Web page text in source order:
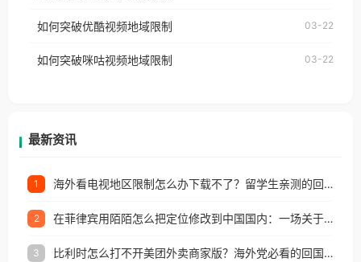
权限制所困扰。
制问题，且仅能在中国大陆地区播放。 遇到这个问题
户收听网易云音乐地区版权限制」的问题，无论人在
如何突破优酷视频地域限制 03-22
如何突破咪咕视频地域限制 03-22
最新资讯
1 海外看电视地区限制怎么办下载不了？留学生亲测的回国加速方案（附2026世界杯观赛技巧）
2 在菲律宾用陌陌怎么把定位修改到中国国内：一场关于归属感与连接的探索
3 比利时怎么打不开美团外卖商家版？海外党必看的回国加速全攻略